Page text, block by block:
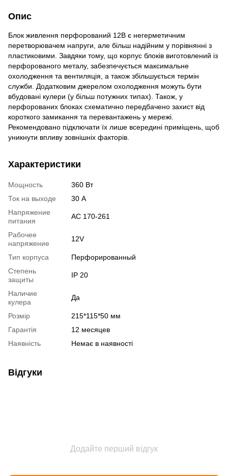
Опис
Блок живлення перфорований 12В є негерметичним
перетворювачем напруги, але більш надійним у порівнянні з
пластиковими. Завдяки тому, що корпус блоків виготовлений із
перфорованого металу, забезпечується максимальне
охолодження та вентиляція, а також збільшується термін
служби. Додатковим джерелом охолодження можуть бути
вбудовані кулери (у більш потужних типах). Також, у
перфорованих блоках схематично передбачено захист від
короткого замикання та перевантажень у мережі.
Рекомендовано підключати їх лише всередині приміщень, щоб
уникнути впливу зовнішніх факторів.
Характеристики
Мощность
360 Вт
Ток на выходе
30 А
Напряжение
питания
АС 170-261
Рабочее
напряжение
12V
Тип корпуса
Перфорированный
Степень
защиты
IP 20
Наличие
кулера
Да
Розмір
215*115*50 мм
Гарантія
12 месяцев
Наявність
Немає в наявності
Відгуки
Додайте перший відгук